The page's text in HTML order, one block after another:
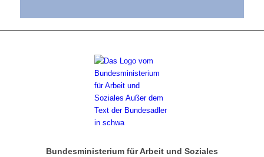
Bundesministerium für Arbeit und Soziales